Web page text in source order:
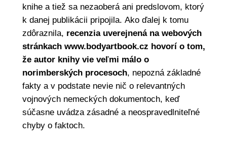
knihe a tiež sa nezaoberá ani predslovom, ktorý
k danej publikácii pripojila. Ako ďalej k tomu
zdôraznila,
recenzia uverejnená na webových
stránkach www.bodyartbook.cz hovorí o tom,
že autor knihy vie veľmi málo o
norimberských procesoch, nepozná základné
fakty a v podstate nevie nič o relevantných
vojnových nemeckých dokumentoch, keď
súčasne uvádza zásadné a neospravedlniteľné
chyby o faktoch.